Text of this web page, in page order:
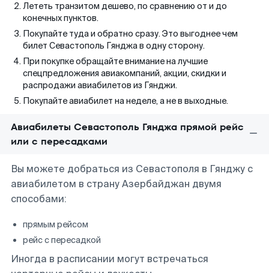
Лететь транзитом дешево, по сравнению от и до
конечных пунктов.
Покупайте туда и обратно сразу. Это выгоднее чем
билет Севастополь Гянджа в одну сторону.
При покупке обращайте внимание на лучшие
спецпредложения авиакомпаний, акции, скидки и
распродажи авиабилетов из Гянджи.
Покупайте авиабилет на неделе, а не в выходные.
Авиабилеты Севастополь Гянджа прямой рейс
или с пересадками
Вы можете добраться из Севастополя в Гянджу с
авиабилетом в страну Азербайджан двумя
способами:
прямым рейсом
рейс с пересадкой
Иногда в расписании могут встречаться